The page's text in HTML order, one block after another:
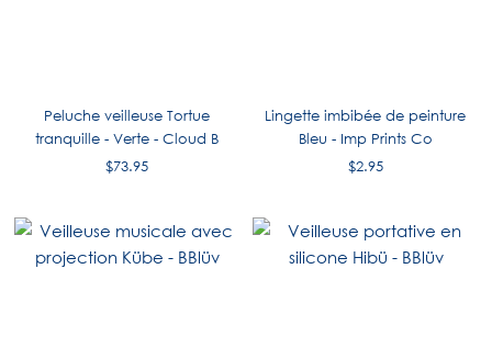
Peluche veilleuse Tortue
tranquille - Verte - Cloud B
$73.95
Lingette imbibée de peinture
Bleu - Imp Prints Co
$2.95